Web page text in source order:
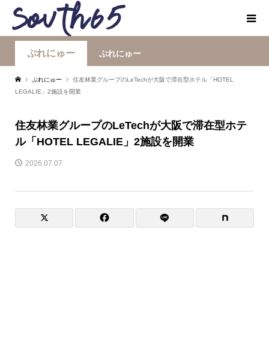
ぷれにゅー ぷれにゅー
ぷれにゅー
住友林業グループのLeTechが大阪で滞在型ホテル「HOTEL
LEGALIE」2施設を開業
住友林業グループのLeTechが大阪で滞在型ホテ
ル「HOTEL LEGALIE」2施設を開業
2026.07.07